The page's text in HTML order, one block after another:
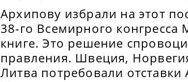
Архипову избрали на этот
38-го Всемирного конгресса
книге. Это решение
правления. Швеция,
Литва потребовали